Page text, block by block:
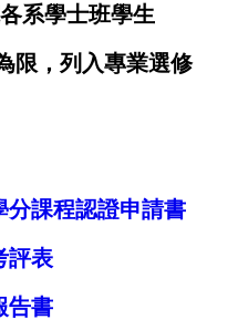
系學士班學生
限，列入專業選修
分課程認證申請書
評表
告書